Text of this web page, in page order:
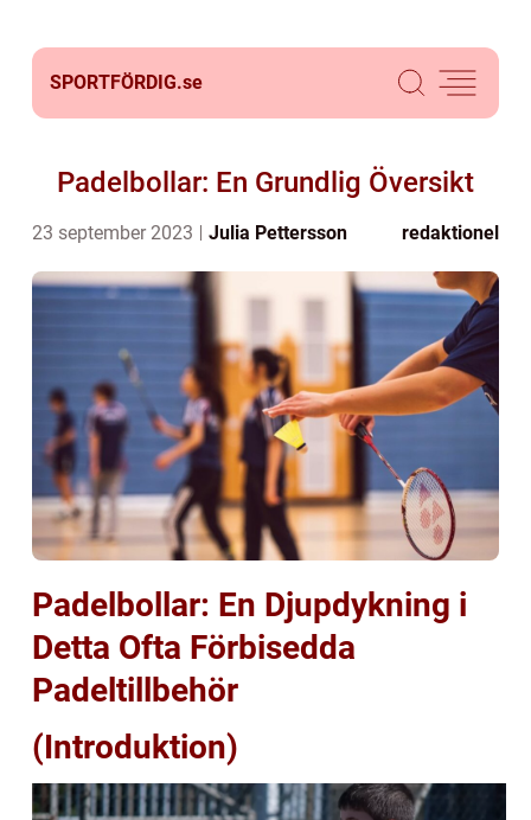
SPORTFÖRDIG.se
Padelbollar: En Grundlig Översikt
23 september 2023 Julia Pettersson redaktionel
Padelbollar: En Djupdykning i
Detta Ofta Förbisedda
Padeltillbehör
(Introduktion)